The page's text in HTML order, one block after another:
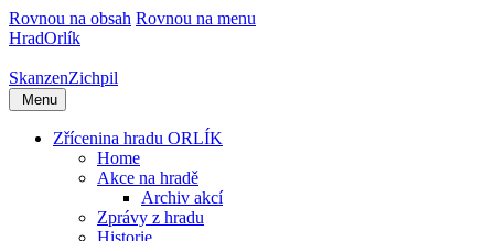
Rovnou na obsah Rovnou na menu
HradOrlík
SkanzenZichpil
Menu
Zřícenina hradu ORLÍK
Home
Akce na hradě
Archiv akcí
Zprávy z hradu
Historie